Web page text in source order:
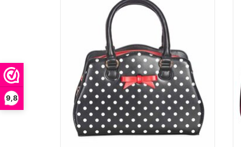
9,8
Merk: Banned
Afmetingen: (bxhxd) ca. 27,5cm x 18cm x
TOEVOEGEN AAN WINKELWAGEN